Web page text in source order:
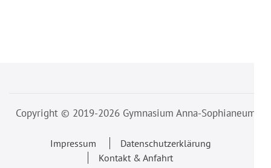
Copyright © 2019-2026 Gymnasium Anna-Sophianeum
Impressum
Datenschutzerklärung
Kontakt & Anfahrt